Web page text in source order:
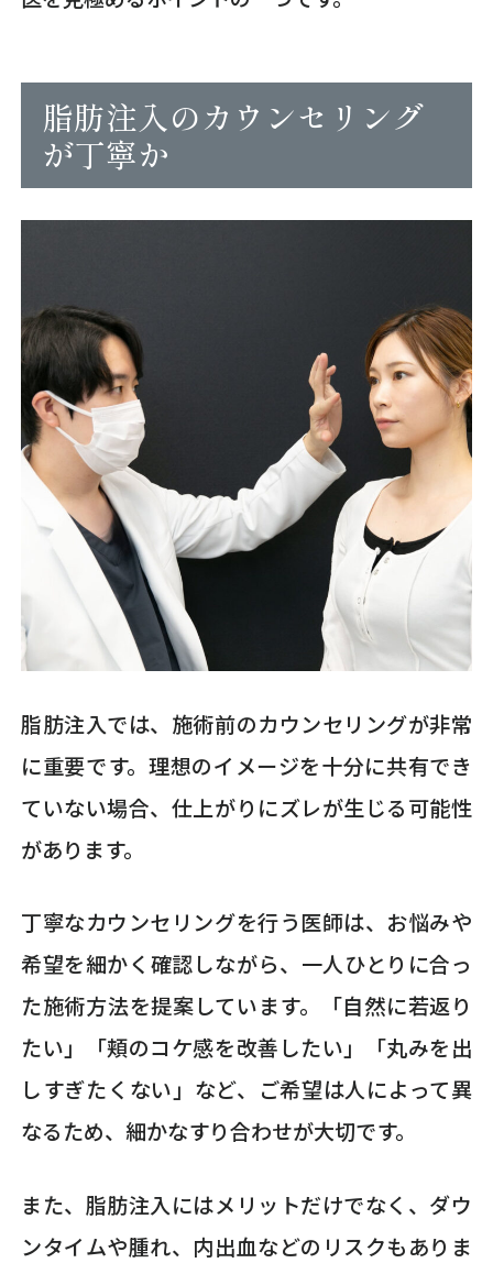
脂肪注入のカウンセリング
が丁寧か
脂肪注入では、施術前のカウンセリングが非常
に重要です。理想のイメージを十分に共有でき
ていない場合、仕上がりにズレが生じる可能性
があります。
丁寧なカウンセリングを行う医師は、お悩みや
希望を細かく確認しながら、一人ひとりに合っ
た施術方法を提案しています。「自然に若返り
たい」「頬のコケ感を改善したい」「丸みを出
しすぎたくない」など、ご希望は人によって異
なるため、細かなすり合わせが大切です。
また、脂肪注入にはメリットだけでなく、ダウ
ンタイムや腫れ、内出血などのリスクもありま